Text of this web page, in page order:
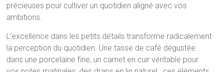
précieuses pour cultiver un quotidien aligné avec vos
ambitions.
L’excellence dans les petits détails transforme radicalement
la perception du quotidien. Une tasse de café dégustée
dans une porcelaine fine, un carnet en cuir véritable pour